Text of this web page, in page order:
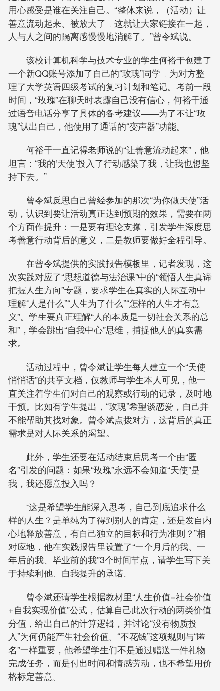
用心感受是谁在关注自己。“整体来说，（活动）让
善意流动起来、被放大了，这就让大家链接在一起，
人与人之间的隔离感慢慢地消解了。”曾令斌说。
该校计算机科学与技术专业的学生何裕干创建了
一个新QQ账号添加了自己的“玫瑰”同学，为对方整
理了大学英语四级考试的复习计划和笔记。考前一段
时间，“玫瑰”在聊天时表露自己没有信心，何裕干通
过语音电话分享了具体的备考建议——为了不让“玫
瑰”认出自己，他使用了通话的“变声器”功能。
何裕干一直记得老师说的“让善意流动起来”，他
坦言：“我的‘天使’投入了行动感染了我，让我也想坚
持下去。”
曾令斌反思自己曾经参加的那次“为你做天使”活
动，认识到要让活动真正达到预期的效果，需要在两
个方面作提升：一是要有理论支撑，引发学生深度思
考善意行动背后的意义，二是教师要做好全程引导。
在曾令斌提供的实践报告模板里，记者发现，这
次实践对应了“思想道德与法治课”中的“领悟人生真谛
把握人生方向”专题，要求学生在真实的人际互动中
理解“人是什么”“人生为了什么”“怎样的人生才有意
义”。学生要真正理解“人的本质是一切社会关系的总
和”，学会跳出“自我中心”思维，捕捉他人的真实需
求。
活动过程中，曾令斌让学生每人建立一个“天使
悄悄话”的共享文档，仅教师与学生本人可见，他一
直关注着学生们对自己的观察或行动的记录，及时地
干预。比如有学生提出，“玫瑰”希望谈恋爱，自己并
不能帮助其找对象。曾令斌点拨对方，这背后的真正
需求是对人际关系的渴望。
此外，学生还要在活动结束后思考一个由“匿
名”引发的问题：如果“玫瑰”永远不会知道“天使”是
我，我还愿意投入吗？
“这是希望学生能深入思考，自己到底追求什么
样的人生？是单纯为了得到别人的肯定，还是发自内
心地释放善意，有自己独立的目标和行为准则？”相
对应地，他在实践报告里设置了“一个月后的我、一
年后的我、毕业前的我”3个时间节点，请学生写下关
于持续利他、自我提升的承诺。
曾令斌还请学生根据教材里“人生价值=社会价值
+自我实现价值”公式，估算自己此次行动的两类价值
分值，给出自己的计算逻辑，并讨论“没有物质投
入”为何仍能产生社会价值。“不花钱”这项规则与“匿
名”一样重要，他希望学生们不是通过赠送一件礼物
完成任务，而是付出时间和情感劳动，也不希望用价
格标定善意。